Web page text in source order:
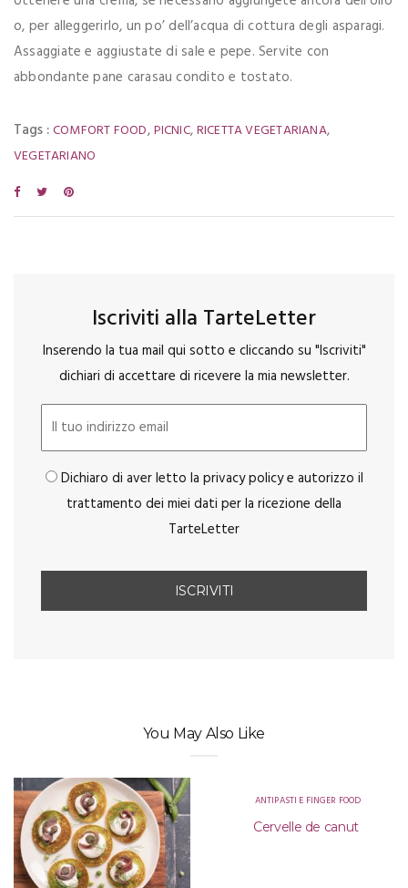
o, per alleggerirlo, un po’ dell’acqua di cottura degli asparagi.
Assaggiate e aggiustate di sale e pepe. Servite con
abbondante pane carasau condito e tostato.
Tags :COMFORT FOOD,PICNIC,RICETTA VEGETARIANA,
VEGETARIANO
Iscriviti alla TarteLetter
Inserendo la tua mail qui sotto e cliccando su "Iscriviti"
dichiari di accettare di ricevere la mia newsletter.
Dichiaro di aver letto la privacy policy e autorizzo il
trattamento dei miei dati per la ricezione della
TarteLetter
You May Also Like
ANTIPASTI E FINGER FOOD
Cervelle de canut